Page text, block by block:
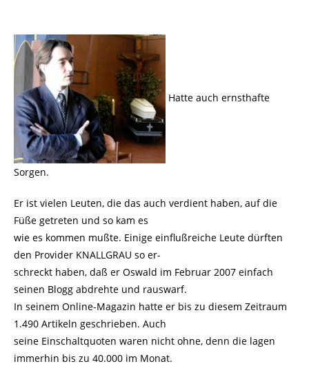
Hatte auch ernsthafte
Sorgen.
Er ist vielen Leuten, die das auch verdient haben, auf die
Füße getreten und so kam es
wie es kommen mußte. Einige einflußreiche Leute dürften
den Provider KNALLGRAU so er-
schreckt haben, daß er Oswald im Februar 2007 einfach
seinen Blogg abdrehte und rauswarf.
In seinem Online-Magazin hatte er bis zu diesem Zeitraum
1.490 Artikeln geschrieben. Auch
seine Einschaltquoten waren nicht ohne, denn die lagen
immerhin bis zu 40.000 im Monat.